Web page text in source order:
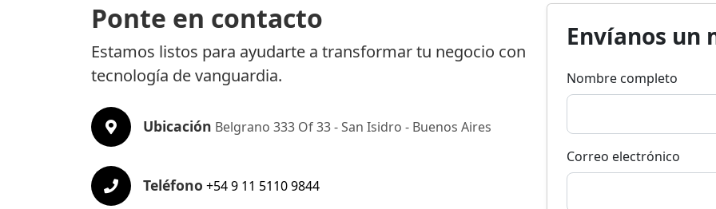
Ponte en contacto
Estamos listos para ayudarte a transformar tu negocio con
tecnología de vanguardia.
Ubicación Belgrano 333 Of 33 - San Isidro - Buenos Aires
Teléfono +54 9 11 5110 9844
Envíanos un
Nombre completo
Correo electrónico